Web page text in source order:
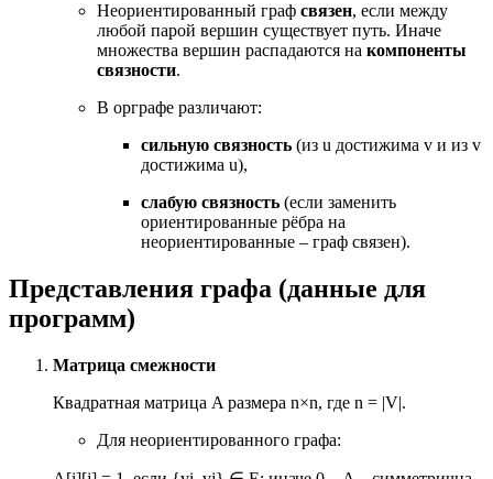
Неориентированный граф связен, если между
любой парой вершин существует путь. Иначе
множества вершин распадаются на компоненты
связности.
В орграфе различают:
сильную связность (из u достижима v и из v
достижима u),
слабую связность (если заменить
ориентированные рёбра на
неориентированные – граф связен).
Представления графа (данные для
программ)
Матрица смежности
Квадратная матрица A размера n×n, где n = |V|.
Для неориентированного графа: